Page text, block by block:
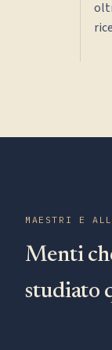
MAESTRI E
Menti
studiato